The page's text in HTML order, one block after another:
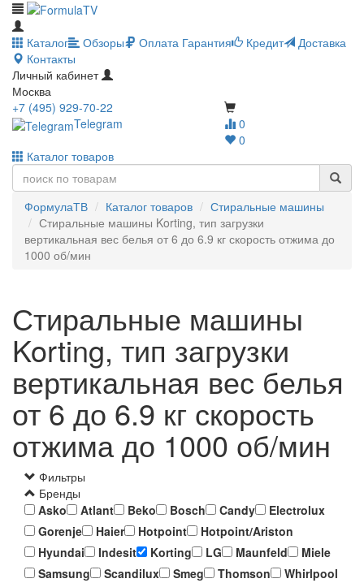
Каталог Обзоры Оплата Гарантия Кредит
Доставка
Контакты
Личный кабинет
Москва
0
0
+7 (495) 929-70-22
Telegram
Каталог товаров
ФормулаТВ Каталог товаров
Стиральные машины
Стиральные машины Korting, тип загрузки
вертикальная вес белья от 6 до 6.9 кг скорость отжима до
1000 об/мин
Стиральные машины
Korting, тип загрузки
вертикальная вес белья
от 6 до 6.9 кг скорость
отжима до 1000 об/мин
Фильтры
Бренды
Asko
Atlant Beko Bosch Candy
Electrolux
Gorenje
Haier Hotpoint
Hotpoint/Ariston
Hyundai
Indesit Korting LG Maunfeld
Miele
Samsung
Scandilux Smeg Thomson
Whirlpool